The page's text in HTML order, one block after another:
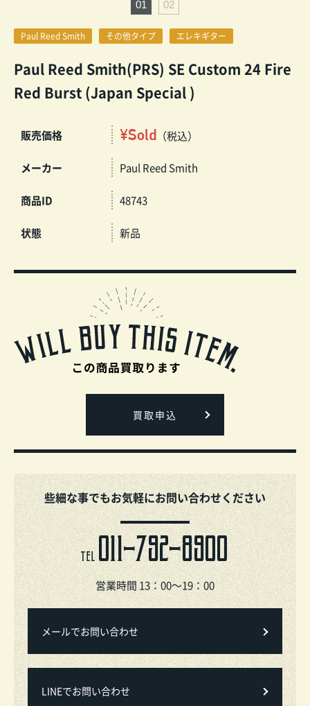
Paul Reed Smith その他タイプ エレキギター
Paul Reed Smith(PRS) SE Custom 24 Fire
Red Burst (Japan Special )
販売価格 ¥Sold （税込）
メーカー Paul Reed Smith
商品ID 48743
状態 新品
買取申込
些細な事でもお気軽にお問い合わせください
TEL 011-792-8900
営業時間 13：00～19：00
メールでお問い合わせ
LINEでお問い合わせ